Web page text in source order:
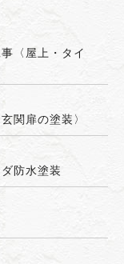
〈屋上・タイ
関扉の塗装〉
防水塗装